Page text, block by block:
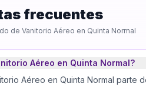
frecuentes
de Vanitorio Aéreo en Quinta Normal
Aéreo en Quinta Normal?
Aéreo en Quinta Normal parte